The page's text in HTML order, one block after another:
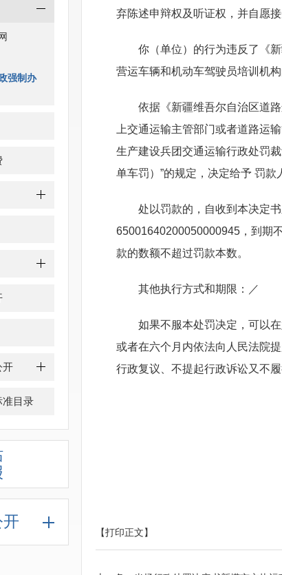
强制办
开
准目录
弃陈述申辩权及听证权，并自愿接
你（单位）的行为违反了《
营运车辆和机动车驾驶员培训机
依据《新疆维吾尔自治区道
上交通运输主管部门或者道路运
生产建设兵团交通运输行政处罚
单车罚）”的规定，决定给予 罚款
处以罚款的，自收到本决定
65001640200050000945，到期
款的数额不超过罚款本数。
其他执行方式和期限：／
如果不服本处罚决定，可以
或者在六个月内依法向人民法院
行政复议、不提起行政诉讼又不
【打印正文】